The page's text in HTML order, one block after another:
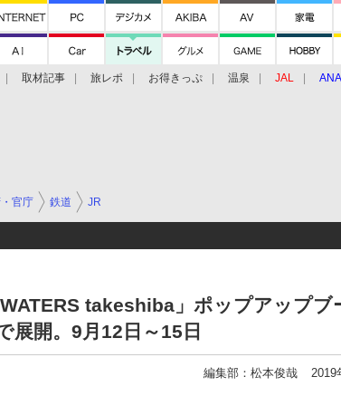
取材記事 旅レポ お得きっぷ 温泉 JAL ANA
官庁 鉄道 JR
takeshiba」ポップアップブ
展開。9月12日～15日
編集部：松本俊哉 2019